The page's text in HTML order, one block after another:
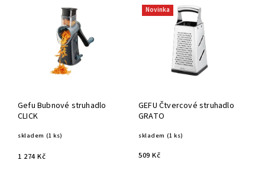
Gefu Bubnové struhadlo
CLICK
skladem (1 ks)
1 274 Kč
Novinka
GEFU Čtvercové struhadlo
GRATO
skladem (1 ks)
509 Kč